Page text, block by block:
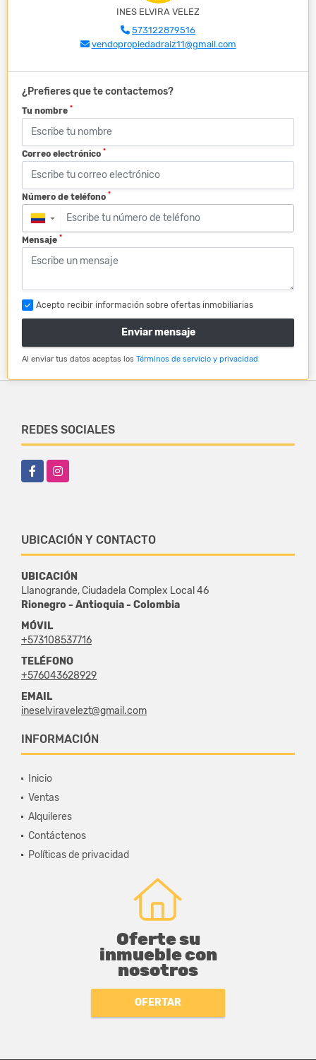
INES ELVIRA VELEZ
573122879516
vendopropiedadraiz11@gmail.com
¿Prefieres que te contactemos?
Tu nombre *
Correo electrónico *
Número de teléfono *
▼
Mensaje *
Acepto recibir información sobre ofertas inmobiliarias
Enviar mensaje
Al enviar tus datos aceptas los Términos de servicio y privacidad
REDES SOCIALES
FacebookInstagram
UBICACIÓN Y CONTACTO
UBICACIÓN
Llanogrande, Ciudadela Complex Local 46
Rionegro - Antioquia - Colombia
MÓVIL
+573108537716
TELÉFONO
+576043628929
EMAIL
ineselviravelezt@gmail.com
INFORMACIÓN
Inicio
Ventas
Alquileres
Contáctenos
Políticas de privacidad
Oferte su
inmueble con
nosotros
OFERTAR